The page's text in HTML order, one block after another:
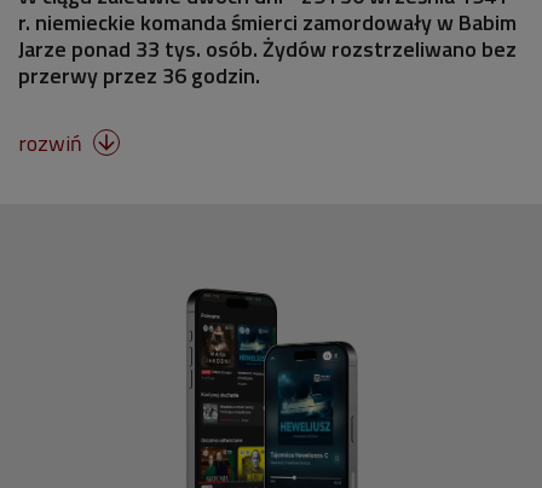
r. niemieckie komanda śmierci zamordowały w Babim
Jarze ponad 33 tys. osób. Żydów rozstrzeliwano bez
przerwy przez 36 godzin.
rozwiń 